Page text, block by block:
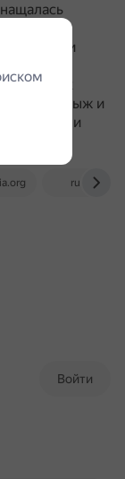
Евро-0 и
условиях
в виде лыж и
людей и
ru.ruwiki.ru
Войти